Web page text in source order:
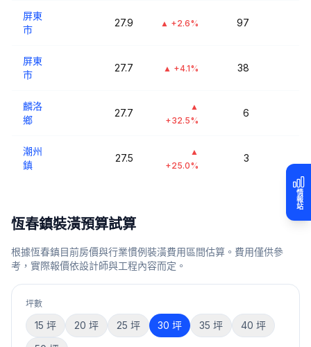
屏東
市
27.9 ▲ +2.6% 97
屏東
市
27.7 ▲ +4.1% 38
麟洛
鄉
27.7
▲
+32.5%
6
潮州
鎮
27.5
▲
+25.0%
3
恆春鎮裝潢預算試算
根據恆春鎮目前房價與行業慣例裝潢費用區間估算。費用僅供參
考，實際報價依設計師與工程內容而定。
坪數
15 坪 20 坪 25 坪 30 坪 35 坪 40 坪
情報站